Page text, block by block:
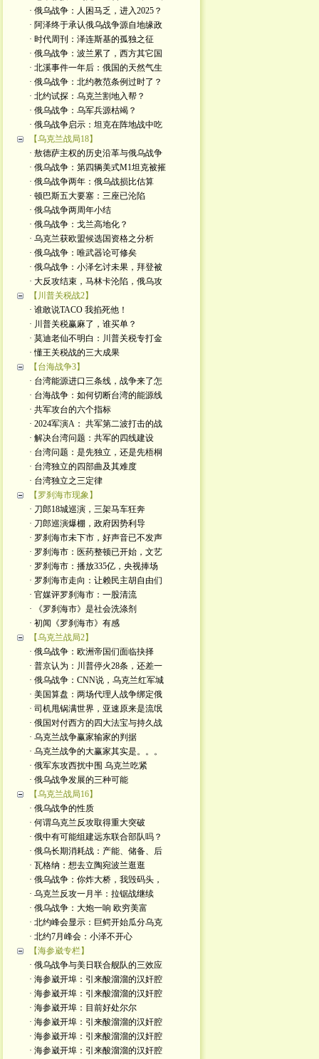
· 俄乌战争：人困马乏，进入2025？
· 阿泽终于承认俄乌战争源自地缘政
· 时代周刊：泽连斯基的孤独之征
· 俄乌战争：波兰累了，西方其它国
· 北溪事件一年后：俄国的天然气生
· 俄乌战争：北约教范条例过时了？
· 北约试探：乌克兰割地入帮？
· 俄乌战争：乌军兵源枯竭？
· 俄乌战争启示：坦克在阵地战中吃
【乌克兰战局18】
· 敖德萨主权的历史沿革与俄乌战争
· 俄乌战争：第四辆美式M1坦克被摧
· 俄乌战争两年：俄乌战损比估算
· 顿巴斯五大要塞：三座已沦陷
· 俄乌战争两周年小结
· 俄乌战争：戈兰高地化？
· 乌克兰获欧盟候选国资格之分析
· 俄乌战争：唯武器论可修矣
· 俄乌战争：小泽乞讨未果，拜登被
· 大反攻结束，马林卡沦陷，俄乌攻
【川普关税战2】
· 谁敢说TACO 我掐死他！
· 川普关税赢麻了，谁买单？
· 莫迪老仙不明白：川普关税专打金
· 懂王关税战的三大成果
【台海战争3】
· 台湾能源进口三条线，战争来了怎
· 台海战争：如何切断台湾的能源线
· 共军攻台的六个指标
· 2024军演A： 共军第二波打击的战
· 解决台湾问题：共军的四线建设
· 台湾问题：是先独立，还是先梧桐
· 台湾独立的四部曲及其难度
· 台湾独立之三定律
【罗刹海市现象】
· 刀郎18城巡演，三架马车狂奔
· 刀郎巡演爆棚，政府因势利导
· 罗刹海市未下市，好声音已不发声
· 罗刹海市：医药整顿已开始，文艺
· 罗刹海市：播放335亿，央视捧场
· 罗刹海市走向：让赖民主胡自由们
· 官媒评罗刹海市：一股清流
· 《罗刹海市》是社会洗涤剂
· 初闻《罗刹海市》有感
【乌克兰战局2】
· 俄乌战争：欧洲帝国们面临抉择
· 普京认为：川普停火28条，还差一
· 俄乌战争：CNN说，乌克兰红军城
· 美国算盘：两场代理人战争绑定俄
· 司机甩锅满世界，亚速原来是流氓
· 俄国对付西方的四大法宝与持久战
· 乌克兰战争赢家输家的判据
· 乌克兰战争的大赢家其实是。。。
· 俄军东攻西扰中围 乌克兰吃紧
· 俄乌战争发展的三种可能
【乌克兰战局16】
· 俄乌战争的性质
· 何谓乌克兰反攻取得重大突破
· 俄中有可能组建远东联合部队吗？
· 俄乌长期消耗战：产能、储备、后
· 瓦格纳：想去立陶宛波兰逛逛
· 俄乌战争：你炸大桥，我毁码头，
· 乌克兰反攻一月半：拉锯战继续
· 俄乌战争：大炮一响 欧穷美富
· 北约峰会显示：巨鳄开始瓜分乌克
· 北约7月峰会：小泽不开心
【海参崴专栏】
· 俄乌战争与美日联合舰队的三效应
· 海参崴开埠：引来酸溜溜的汉奸腔
· 海参崴开埠：引来酸溜溜的汉奸腔
· 海参崴开埠：目前好处尔尔
· 海参崴开埠：引来酸溜溜的汉奸腔
· 海参崴开埠：引来酸溜溜的汉奸腔
· 海参崴开埠：引来酸溜溜的汉奸腔